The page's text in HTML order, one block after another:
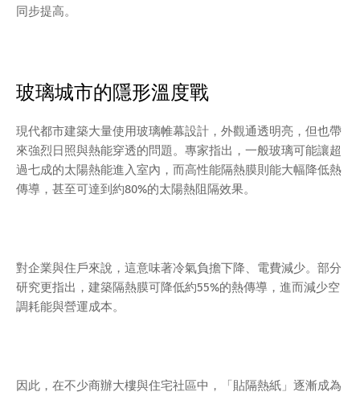
同步提高。
玻璃城市的隱形溫度戰
現代都市建築大量使用玻璃帷幕設計，外觀通透明亮，但也帶
來強烈日照與熱能穿透的問題。專家指出，一般玻璃可能讓超
過七成的太陽熱能進入室內，而高性能隔熱膜則能大幅降低熱
傳導，甚至可達到約80%的太陽熱阻隔效果。
對企業與住戶來說，這意味著冷氣負擔下降、電費減少。部分
研究更指出，建築隔熱膜可降低約55%的熱傳導，進而減少空
調耗能與營運成本。
因此，在不少商辦大樓與住宅社區中，「貼隔熱紙」逐漸成為